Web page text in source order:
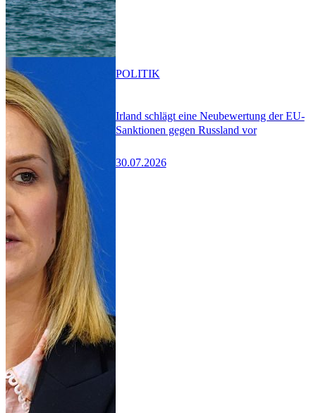
Irland schlägt eine Neubewertung der EU-
Sanktionen gegen Russland vor
30.07.2026
POLITIK